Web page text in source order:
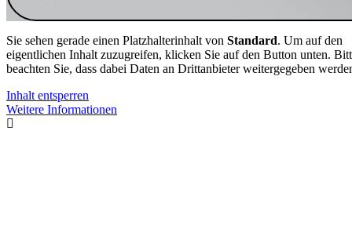
Sie sehen gerade einen Platzhalterinhalt von Standard. Um auf den
eigentlichen Inhalt zuzugreifen, klicken Sie auf den Button unten.
beachten Sie, dass dabei Daten an Drittanbieter weitergegeben
Inhalt entsperren
Weitere Informationen